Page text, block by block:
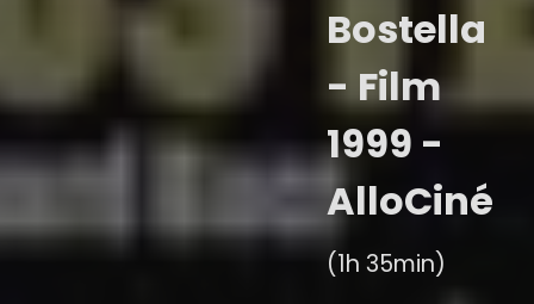
Bostella
- Film
1999 -
AlloCiné
(1h 35min)